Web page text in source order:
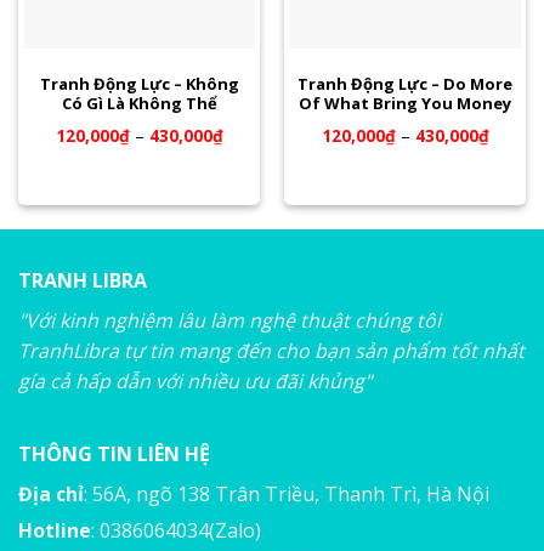
Tranh Động Lực – Không
Có Gì Là Không Thể
120,000₫– 430,000₫
Tranh Động Lực – Do More
Of What Bring You Money
120,000₫– 430,000₫
TRANH LIBRA
"Với kinh nghiệm lâu làm nghệ thuật chúng tôi
TranhLibra tự tin mang đến cho bạn sản phẩm tốt nhất
gía cả hấp dẫn với nhiều ưu đãi khủng"
THÔNG TIN LIÊN HỆ
Địa chỉ: 56A, ngõ 138 Trân Triều, Thanh Trì, Hà Nội
Hotline: 0386064034(Zalo)